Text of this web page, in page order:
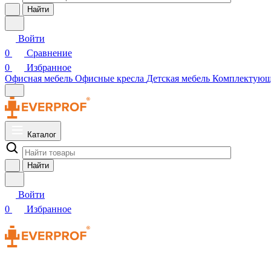
Найти
Войти
0
Сравнение
0
Избранное
Офисная мебель Офисные кресла Детская мебель
Каталог
Найти
Войти
0
Избранное